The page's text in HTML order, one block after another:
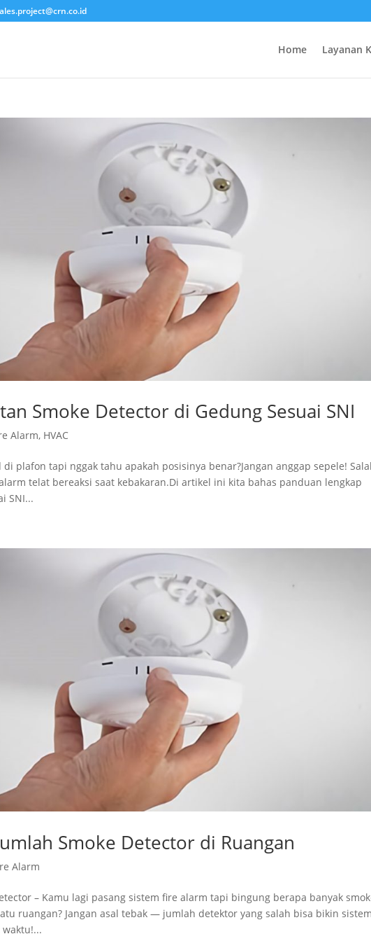
Home Layanan
Smoke Detector di Gedung Sesuai SNI
Alarm, HVAC
plafon tapi nggak tahu apakah posisinya benar?Jangan anggap sepele!
telat bereaksi saat kebakaran.Di artikel ini kita bahas panduan lengkap
SNI...
Smoke Detector di Ruangan
Alarm
– Kamu lagi pasang sistem fire alarm tapi bingung berapa banyak
ruangan? Jangan asal tebak — jumlah detektor yang salah bisa bikin